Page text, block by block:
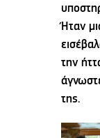
Ήταν
την
της.